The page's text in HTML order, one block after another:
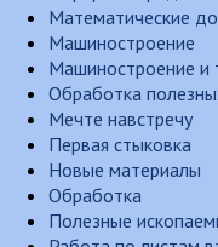
Математические
Машиностроение
Машиностроение и
Обработка
Мечте навстречу
Первая стыковка
Новые материалы
Обработка
Полезные